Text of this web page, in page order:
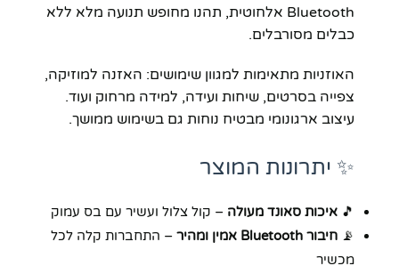
Bluetooth אלחוטית, תהנו מחופש תנועה מלא ללא
כבלים מסורבלים.
האוזניות מתאימות למגוון שימושים: האזנה למוזיקה,
צפייה בסרטים, שיחות ועידה, למידה מרחוק ועוד.
עיצוב ארגונומי מבטיח נוחות גם בשימוש ממושך.
✨ יתרונות המוצר
🎵 איכות סאונד מעולה – קול צלול ועשיר עם בס עמוק
📡 חיבור Bluetooth אמין ומהיר
– התחברות קלה לכל
מכשיר